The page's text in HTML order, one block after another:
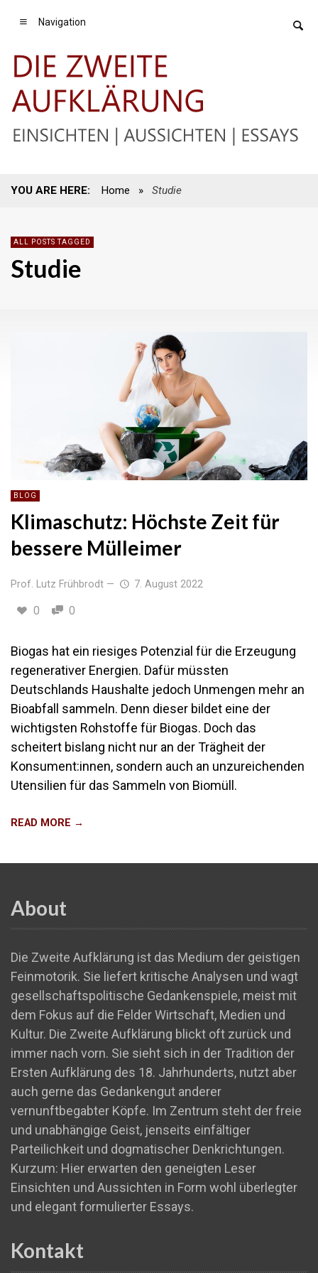
Navigation
YOU ARE HERE: Home » Studie
ALL POSTS TAGGED
Studie
BLOG
Klimaschutz: Höchste Zeit für
bessere Mülleimer
Prof. Lutz Frühbrodt — 7. August 2022
0 0
Biogas hat ein riesiges Potenzial für die Erzeugung
regenerativer Energien. Dafür müssten
Deutschlands Haushalte jedoch Unmengen mehr an
Bioabfall sammeln. Denn dieser bildet eine der
wichtigsten Rohstoffe für Biogas. Doch das
scheitert bislang nicht nur an der Trägheit der
Konsument:innen, sondern auch an unzureichenden
Utensilien für das Sammeln von Biomüll.
READ MORE →
About
Die Zweite Aufklärung ist das Medium der geistigen
Feinmotorik. Sie liefert kritische Analysen und wagt
gesellschaftspolitische Gedankenspiele, meist mit
dem Fokus auf die Felder Wirtschaft, Medien und
Kultur. Die Zweite Aufklärung blickt oft zurück und
immer nach vorn. Sie sieht sich in der Tradition der
Ersten Aufklärung des 18. Jahrhunderts, nutzt aber
auch gerne das Gedankengut anderer
vernunftbegabter Köpfe. Im Zentrum steht der freie
und unabhängige Geist, jenseits einfältiger
Parteilichkeit und dogmatischer Denkrichtungen.
Kurzum: Hier erwarten den geneigten Leser
Einsichten und Aussichten in Form wohl überlegter
und elegant formulierter Essays.
Kontakt